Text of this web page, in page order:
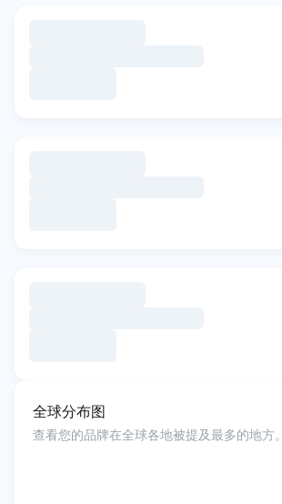
全球分布图
查看您的品牌在全球各地被提及最多的地方。